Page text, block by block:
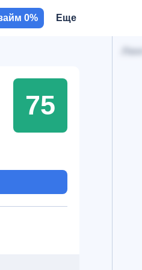
0% Еще
75